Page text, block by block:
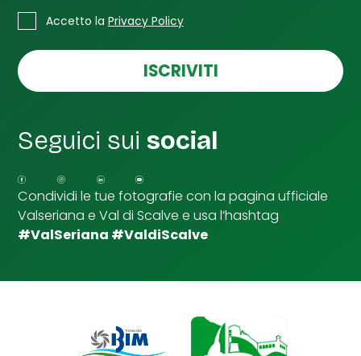
a
l
C
a
e
l
i
p
u
n
t
a
* Accetto la Privacy Policy
ISCRIVITI
Seguici suisocial
Condividi le tue fotografie con la pagina ufficiale
Valseriana e Val di Scalve e usa l’hashtag
#ValSeriana #ValdiScalve